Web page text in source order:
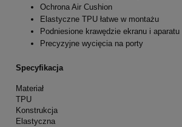
Ochrona Air Cushion
Elastyczne TPU łatwe w montażu
Podniesione krawędzie ekranu i aparatu
Precyzyjne wycięcia na porty
Specyfikacja
Materiał
TPU
Konstrukcja
Elastyczna